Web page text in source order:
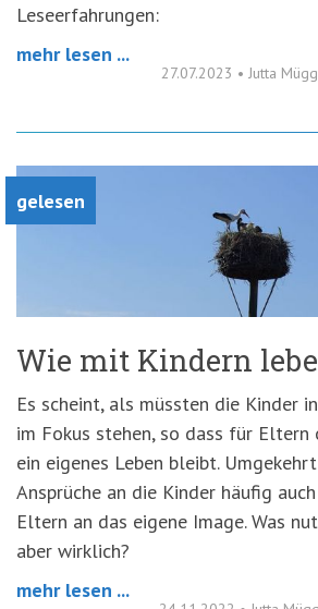
Leseerfahrungen:
mehr lesen ...
27.07.2023 • Jutta
gelesen
Wie mit Kindern
Es scheint, als müssten die Kinder
im Fokus stehen, so dass für
ein eigenes Leben bleibt.
Ansprüche an die Kinder häufig
Eltern an das eigene Image. Was
aber wirklich?
mehr lesen ...